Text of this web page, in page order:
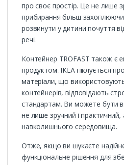
про своє простір. Це не лише
прибирання більш
розвинути у дитини почуття
речі.
Контейнер TROFAST також є
продуктом. ІКЕА піклується
матеріали, що
контейнерів, відповідають
стандартам. Ви можете бути
не лише зручний і
навколишнього середовища.
Отже, якщо ви шукаєте
функціональне рішення для